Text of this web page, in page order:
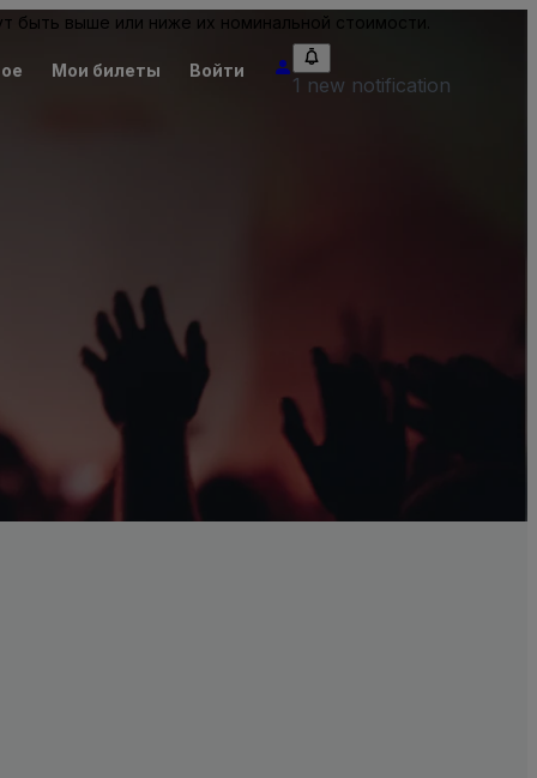
выше или ниже их номинальной стоимости.
Мои билеты Войти
1 new notification